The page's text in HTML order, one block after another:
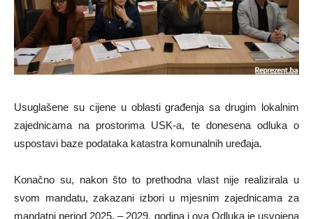
Usuglašene su cijene u oblasti građenja sa drugim lokalnim
zajednicama na prostorima USK-a, te donesena odluka o
uspostavi baze podataka katastra komunalnih uređaja.
Konačno su, nakon što to prethodna vlast nije realizirala u
svom mandatu, zakazani izbori u mjesnim zajednicama za
mandatni period 2025. – 2029. godina i ova Odluka je usvojena